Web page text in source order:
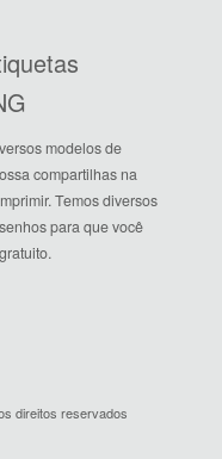
modelos de
compartilhas na
Temos diversos
para que você
direitos reservados